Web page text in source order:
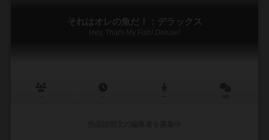
それはオレの魚だ！：デラックス
Hey, That's My Fish! Deluxe!